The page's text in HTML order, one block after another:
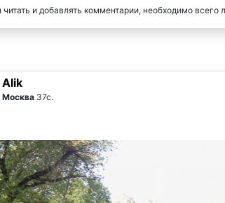
и добавлять комментарии, необходимо всего
Alik
Москва 37с.